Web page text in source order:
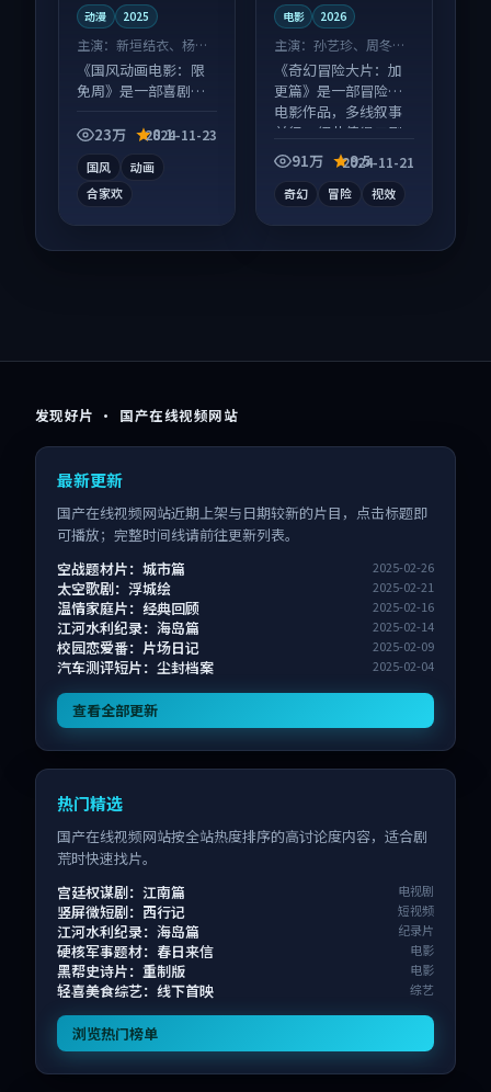
动漫 2025
主演： 新垣结衣、杨幂
等
《国风动画电影：限
免周》是一部喜剧向
长为内核，情感戏份
23万 8.1
2024-11-23
国风
动画
合家欢
电影 2026
主演：孙艺珍、周冬雨
等
《奇幻冒险大片：加
更篇》是一部冒险向
电影作品，多线叙事
并行，细节值得二刷
回味。
91万 9.5
2024-11-21
奇幻 冒险 视效
发现好片 · 国产在线视频网站
最新更新
国产在线视频网站近期上架与日期较新的片目，点击标题即
可播放；完整时间线请前往更新列表。
空战题材片：城市篇
2025-02-26
太空歌剧：浮城绘 2025-02-21
温情家庭片：经典回顾 2025-02-16
江河水利纪录：海岛篇 2025-02-14
校园恋爱番：片场日记 2025-02-09
汽车测评短片：尘封档案 2025-02-04
查看全部更新
热门精选
国产在线视频网站按全站热度排序的高讨论度内容，适合剧
荒时快速找片。
宫廷权谋剧：江南篇
电视剧
竖屏微短剧：西行记 短视频
江河水利纪录：海岛篇 纪录片
硬核军事题材：春日来信 电影
黑帮史诗片：重制版 电影
轻喜美食综艺：线下首映 综艺
浏览热门榜单